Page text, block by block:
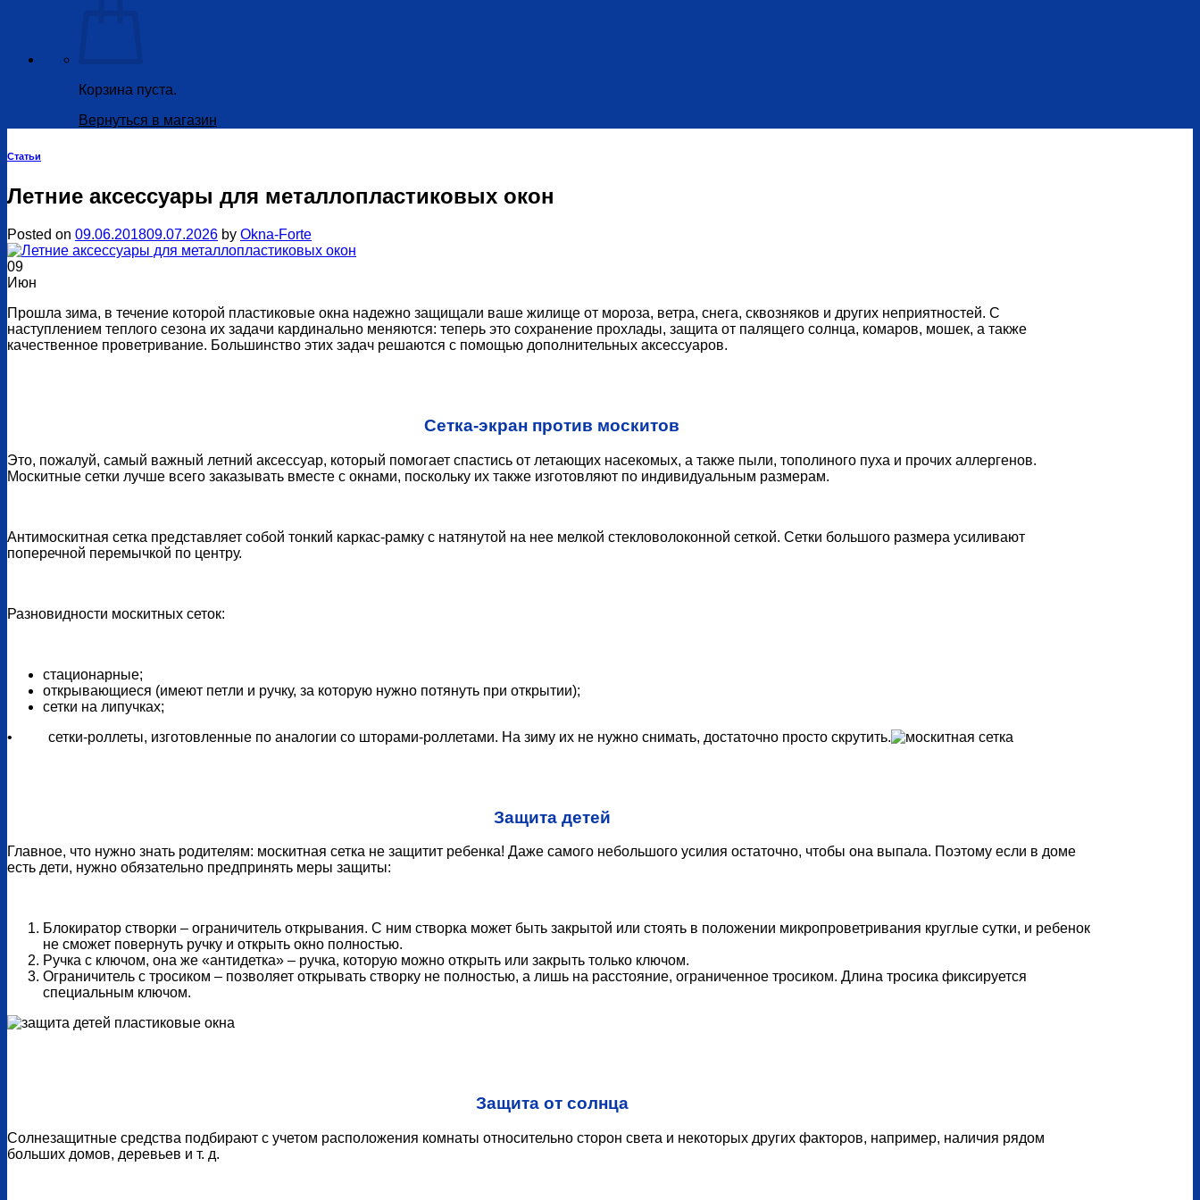
Корзина пуста.
Вернуться в магазин
Статьи
Летние аксессуары для металлопластиковых окон
Posted on 09.06.201809.07.2026 by Okna-Forte
09
Июн
Прошла зима, в течение которой пластиковые окна надежно защищали ваше жилище от мороза, ветра, снега, сквозняков и других неприятностей. С
наступлением теплого сезона их задачи кардинально меняются: теперь это сохранение прохлады, защита от палящего солнца, комаров, мошек, а также
качественное проветривание. Большинство этих задач решаются с помощью дополнительных аксессуаров.
Сетка-экран против москитов
Это, пожалуй, самый важный летний аксессуар, который помогает спастись от летающих насекомых, а также пыли, тополиного пуха и прочих аллергенов.
Москитные сетки лучше всего заказывать вместе с окнами, поскольку их также изготовляют по индивидуальным размерам.
Антимоскитная сетка представляет собой тонкий каркас-рамку с натянутой на нее мелкой стекловолоконной сеткой. Сетки большого размера усиливают
поперечной перемычкой по центру.
Разновидности москитных сеток:
стационарные;
открывающиеся (имеют петли и ручку, за которую нужно потянуть при открытии);
сетки на липучках;
• сетки-роллеты, изготовленные по аналогии со шторами-роллетами. На зиму их не нужно снимать, достаточно просто скрутить.
Защита детей
Главное, что нужно знать родителям: москитная сетка не защитит ребенка! Даже самого небольшого усилия остаточно, чтобы она выпала. Поэтому если в доме
есть дети, нужно обязательно предпринять меры защиты:
Блокиратор створки – ограничитель открывания. С ним створка может быть закрытой или стоять в положении микропроветривания круглые сутки, и ребенок
не сможет повернуть ручку и открыть окно полностью.
Ручка с ключом, она же «антидетка» – ручка, которую можно открыть или закрыть только ключом.
Ограничитель с тросиком – позволяет открывать створку не полностью, а лишь на расстояние, ограниченное тросиком. Длина тросика фиксируется
специальным ключом.
Защита от солнца
Солнезащитные средства подбирают с учетом расположения комнаты относительно сторон света и некоторых других факторов, например, наличия рядом
больших домов, деревьев и т. д.